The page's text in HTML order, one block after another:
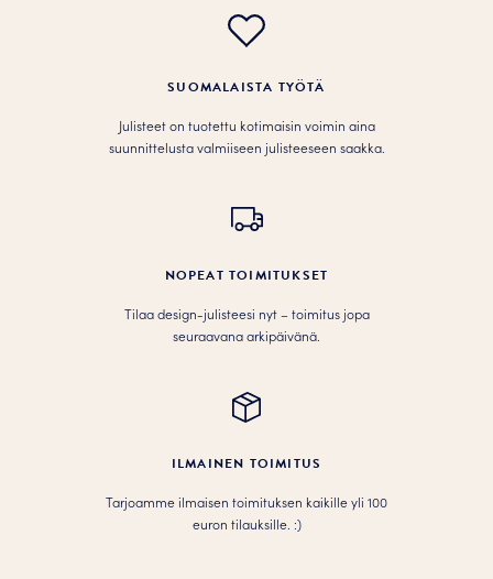
SUOMALAISTA TYÖTÄ
Julisteet on tuotettu kotimaisin voimin aina
suunnittelusta valmiiseen julisteeseen saakka.
NOPEAT TOIMITUKSET
Tilaa design-julisteesi nyt – toimitus jopa
seuraavana arkipäivänä.
ILMAINEN TOIMITUS
Tarjoamme ilmaisen toimituksen kaikille yli 100
euron tilauksille. :­­)